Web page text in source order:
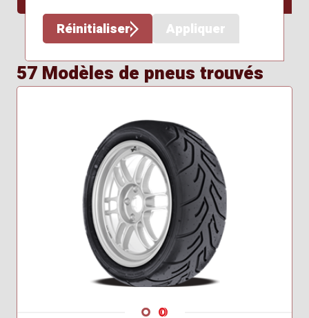
Réinitialiser
Appliquer
57 Modèles de pneus trouvés
Navigate 1
Navigate 2